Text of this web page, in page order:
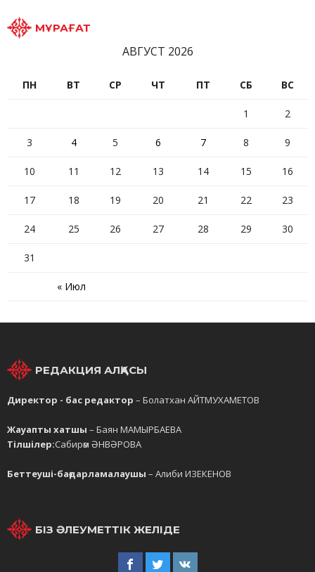
МҰРАҒАТ
АВГУСТ 2026
ПН ВТ СР ЧТ ПТ СБ ВС
« Июл
1 2
3 4 5 6 7 8 9
10 11 12 13 14 15 16
17 18 19 20 21 22 23
24 25 26 27 28 29 30
31
РЕДАКЦИЯ АЛҚАСЫ
Директор - бас редактор – Болатхан АЙТМУХАМЕТОВ
Жауапты хатшы – Баян МАМЫРБАЕВА
Тілшілер:Сабирәм ӘНВӘРОВА
Беттеуші-бағдарламалаушы – Алиби ИЗЕКЕНОВ
БІЗ ӘЛЕУМЕТТІК ЖЕЛІДЕ